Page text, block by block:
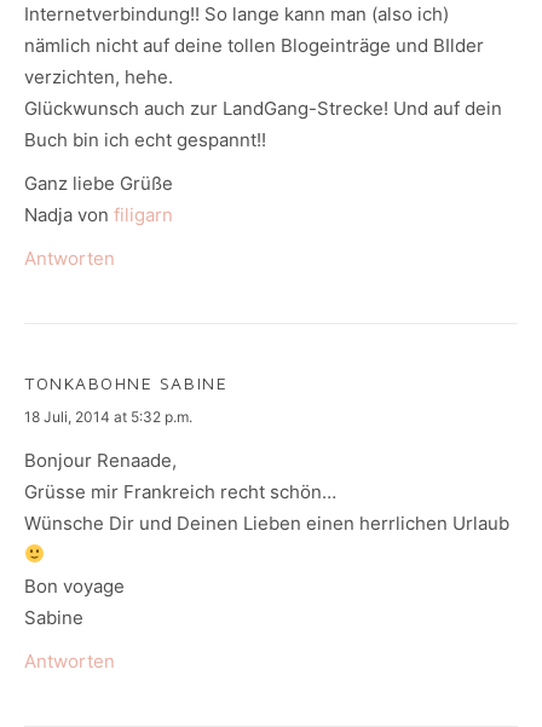
Internetverbindung!! So lange kann man (also ich)
nämlich nicht auf deine tollen Blogeinträge und BIlder
verzichten, hehe.
Glückwunsch auch zur LandGang-Strecke! Und auf dein
Buch bin ich echt gespannt!!
Ganz liebe Grüße
Nadja von filigarn
Antworten
TONKABOHNE SABINE
says:
18 Juli, 2014 at 5:32 p.m.
Bonjour Renaade,
Grüsse mir Frankreich recht schön…
Wünsche Dir und Deinen Lieben einen herrlichen Urlaub
Bon voyage
Sabine
Antworten